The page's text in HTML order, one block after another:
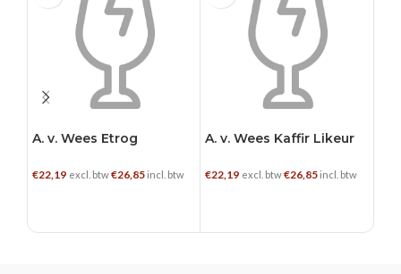
A. v. Wees Etrog
€22,19 excl. btw€26,85 incl. btw
A. v. Wees Kaffir Likeur
€22,19 excl. btw€26,85 incl. btw